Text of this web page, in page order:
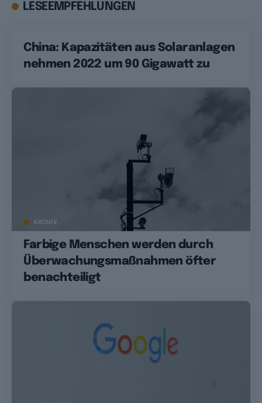
LESEEMPFEHLUNGEN
China: Kapazitäten aus Solaranlagen
nehmen 2022 um 90 Gigawatt zu
ARCHIV
Farbige Menschen werden durch
Überwachungsmaßnahmen öfter
benachteiligt